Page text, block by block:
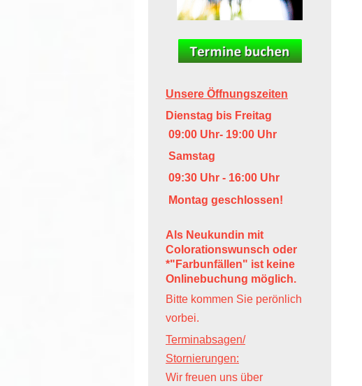
Unsere Öffnungszeiten
Dienstag bis Freitag
09:00 Uhr- 19:00 Uhr
Samstag
09:30 Uhr - 16:00 Uhr
Montag geschlossen!
Als Neukundin mit
Colorationswunsch oder
*"Farbunfällen" ist keine
Onlinebuchung möglich.
Bitte kommen Sie perönlich
vorbei.
Terminabsagen/
Stornierungen:
Wir freuen uns über